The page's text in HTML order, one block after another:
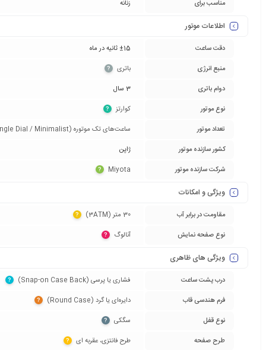
مناسب برای زنانه
اطلاعات موتور
دقت ساعت
±15 ثانیه در ماه
منبع انرژی
باتری‏ ?
دوام باتری
3 سال
نوع موتور
کوارتز‏ ?
تعداد موتور
ساعت‌های تک موتوره (Single Dial / Minimalist)‏
کشور سازنده موتور
ژاپن
شرکت سازنده موتور
Miyota‏
?
ویژگی و امکانات
مقاومت در برابر آب 30 متر (3ATM)‏ ?
نوع صفحه نمایش آنالوگ‏ ?
ویژگی های ظاهری
درب پشت ساعت فشاری یا پرسی (Snap-on Case Back)‏ ?
فرم هندسی قاب دایره‌ای یا گرد (Round Case)‏ ?
نوع قفل سگکی‏ ?
طرح صفحه طرح فانتزی، عقربه ای‏ ?